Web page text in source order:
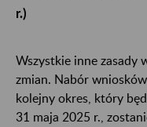
r.)
Wszystkie inne zasady
zmian. Nabór
kolejny okres, który
31 maja 2025 r.,